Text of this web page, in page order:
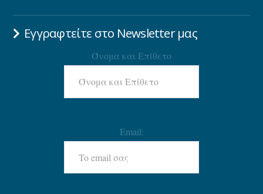
Εγγραφτείτε στο Newsletter μας
Όνομα και Επίθετο
Email: